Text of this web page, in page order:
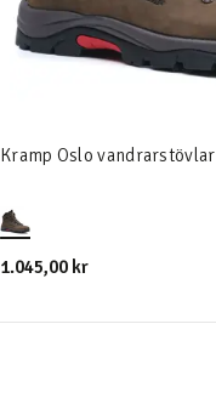
Kramp Oslo vandrarstövlar
1.045,00 kr